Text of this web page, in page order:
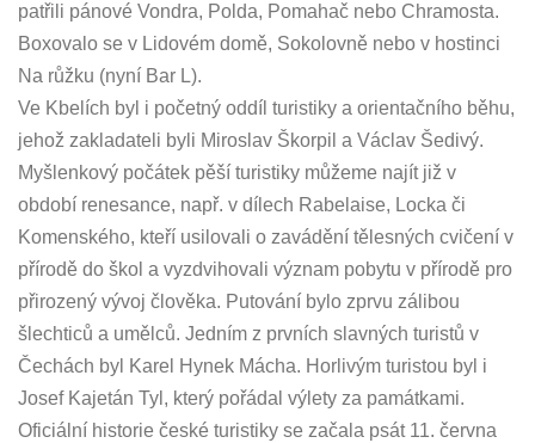
patřili pánové Vondra, Polda, Pomahač nebo Chramosta.
Boxovalo se v Lidovém domě, Sokolovně nebo v hostinci
Na růžku (nyní Bar L).
Ve Kbelích byl i početný oddíl turistiky a orientačního běhu,
jehož zakladateli byli Miroslav Škorpil a Václav Šedivý.
Myšlenkový počátek pěší turistiky můžeme najít již v
období renesance, např. v dílech Rabelaise, Locka či
Komenského, kteří usilovali o zavádění tělesných cvičení v
přírodě do škol a vyzdvihovali význam pobytu v přírodě pro
přirozený vývoj člověka. Putování bylo zprvu zálibou
šlechticů a umělců. Jedním z prvních slavných turistů v
Čechách byl Karel Hynek Mácha. Horlivým turistou byl i
Josef Kajetán Tyl, který pořádal výlety za památkami.
Oficiální historie české turistiky se začala psát 11. června